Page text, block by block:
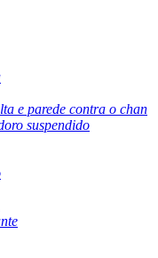
e parede contra o chan
suspendido